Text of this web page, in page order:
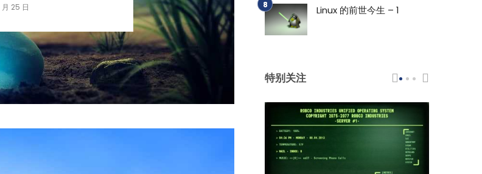
25 日
Linux 的前世今生 – 1
特别关注